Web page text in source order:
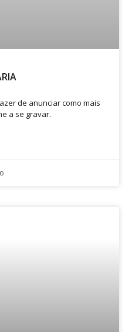
de anunciar como mais
a se gravar.